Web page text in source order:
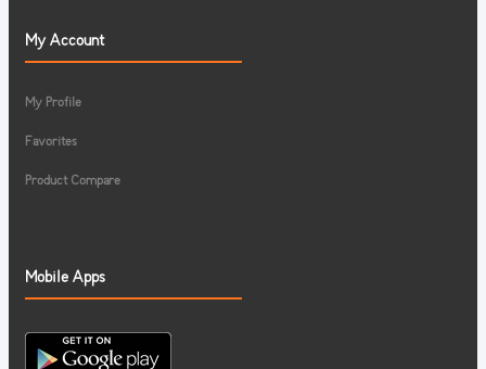
My Account
My Profile
Favorites
Product Compare
Mobile Apps